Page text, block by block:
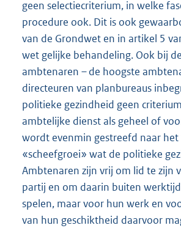
geen selectiecriterium, in welke
procedure ook. Dit is ook
van de Grondwet en in artikel 5
wet gelijke behandeling. Ook bij
ambtenaren – de hoogste
directeuren van planbureaus
politieke gezindheid geen
ambtelijke dienst als geheel of
wordt evenmin gestreefd naar
«scheefgroei» wat de politieke
Ambtenaren zijn vrij om lid te zijn
partij en om daarin buiten
spelen, maar voor hun werk en
van hun geschiktheid daarvoor